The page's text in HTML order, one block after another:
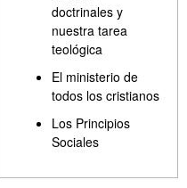
doctrinales y
nuestra tarea
teológica
El ministerio de
todos los cristianos
Los Principios
Sociales